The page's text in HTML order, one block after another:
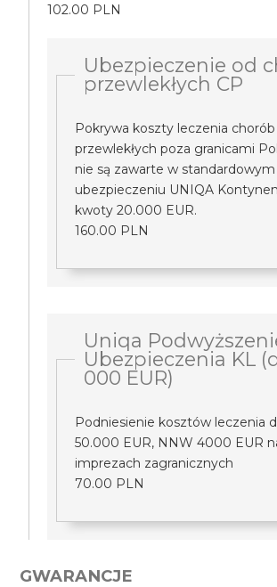
102.00 PLN
Ubezpieczenie od
przewlekłych CP
Pokrywa koszty leczenia chorób
przewlekłych poza granicami
nie są zawarte w standardowym
ubezpieczeniu UNIQA
kwoty 20.000 EUR.
160.00 PLN
Uniqa
Ubezpieczenia KL
000 EUR)
Podniesienie kosztów leczenia
50.000 EUR, NNW 4000 EUR
imprezach zagranicznych
70.00 PLN
GWARANCJE